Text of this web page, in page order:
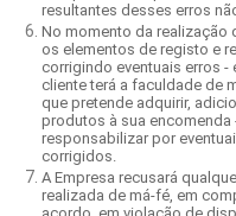
resultantes desses erros
No momento da realização
os elementos de registo e
corrigindo eventuais erros -
cliente terá a faculdade de
que pretende adquirir,
produtos à sua encomenda
responsabilizar por
corrigidos.
A Empresa recusará
realizada de má-fé, em